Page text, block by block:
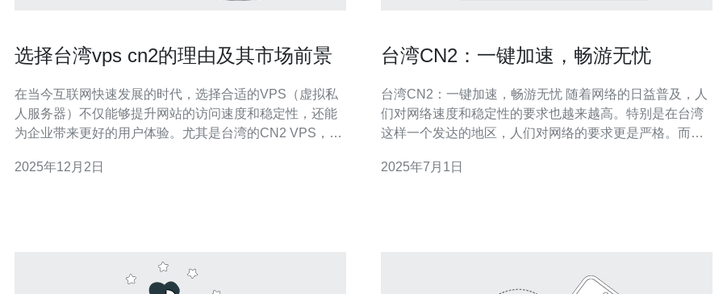
选择台湾vps cn2的理由及其市场前景
在当今互联网快速发展的时代，选择合适的VPS（虚拟私
人服务器）不仅能够提升网站的访问速度和稳定性，还能
为企业带来更好的用户体验。尤其是台湾的CN2 VPS，凭
本文将深入探讨选择台湾CN2 VPS的理由及其市场前景。
2025年12月2日
台湾CN2：一键加速，畅游无忧
台湾CN2：一键加速，畅游无忧 随着网络的日益普及，人
们对网络速度和稳定性的要求也越来越高。特别是在台湾
这样一个发达的地区，人们对网络的要求更是严格。而台
技术。 台湾CN2网络是一种专门用于加速网络连接的技
2025年7月1日